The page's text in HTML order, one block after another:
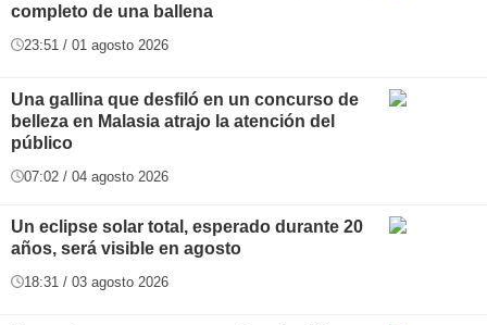
completo de una ballena
23:51 / 01 agosto 2026
Una gallina que desfiló en un concurso de
belleza en Malasia atrajo la atención del
público
07:02 / 04 agosto 2026
Un eclipse solar total, esperado durante 20
años, será visible en agosto
18:31 / 03 agosto 2026